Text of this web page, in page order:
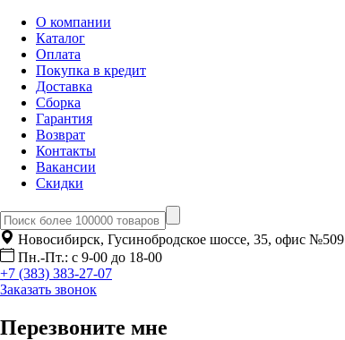
О компании
Каталог
Оплата
Покупка в кредит
Доставка
Сборка
Гарантия
Возврат
Контакты
Вакансии
Скидки
Новосибирск, Гусинобродское шоссе, 35, офис №509
Пн.-Пт.: с 9-00 до 18-00
+7 (383) 383-27-07
Заказать звонок
Перезвоните мне